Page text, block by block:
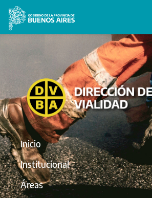
Inicio
Institucional
Áreas